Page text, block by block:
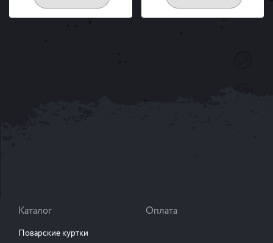
Каталог
Поварские куртки
Оплата